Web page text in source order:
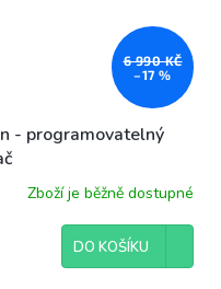
6 990 KČ
–17 %
- programovatelný
Zboží je běžně dostupné
DO KOŠÍKU